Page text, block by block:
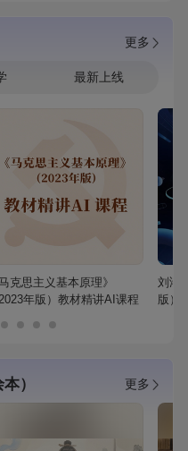
更多
最新上线
马克思主义基本原理》
2023年版）教材精讲AI课程
刘鸿
版）
） 更多